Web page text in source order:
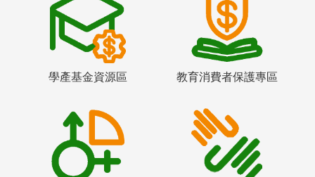
學產基金資源區 教育消費者保護專區